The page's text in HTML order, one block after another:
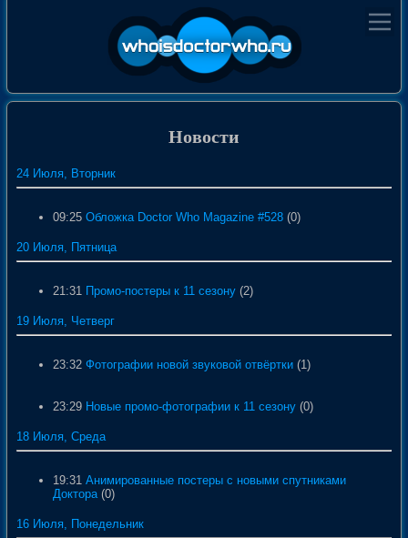
Новости
24 Июля, Вторник
09:25 Обложка Doctor Who Magazine #528 (0)
20 Июля, Пятница
21:31 Промо-постеры к 11 сезону (2)
19 Июля, Четверг
23:32 Фотографии новой звуковой отвёртки (1)
23:29 Новые промо-фотографии к 11 сезону (0)
18 Июля, Среда
19:31 Анимированные постеры с новыми спутниками
Доктора (0)
16 Июля, Понедельник